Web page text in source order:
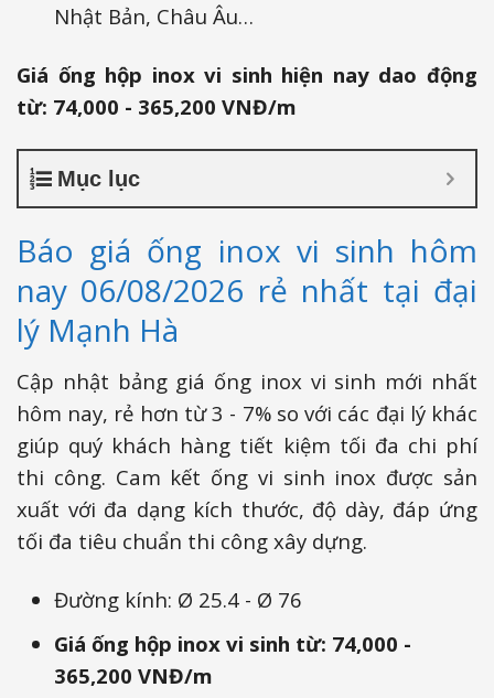
Nhật Bản, Châu Âu…
Giá ống hộp inox vi sinh hiện nay dao động
từ: 74,000 - 365,200 VNĐ/m
Mục lục
Báo giá ống inox vi sinh hôm
nay 06/08/2026 rẻ nhất tại đại
lý Mạnh Hà
Cập nhật bảng giá ống inox vi sinh mới nhất
hôm nay, rẻ hơn từ 3 - 7% so với các đại lý khác
giúp quý khách hàng tiết kiệm tối đa chi phí
thi công. Cam kết ống vi sinh inox được sản
xuất với đa dạng kích thước, độ dày, đáp ứng
tối đa tiêu chuẩn thi công xây dựng.
Đường kính: Ø 25.4 - Ø 76
Giá ống hộp inox vi sinh từ: 74,000 -
365,200 VNĐ/m